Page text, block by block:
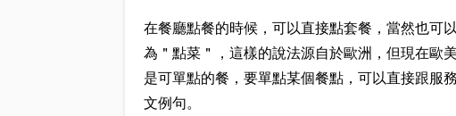
在餐廳點餐的時候，可以直接點套餐，當然也可
為＂點菜＂，這樣的說法源自於歐洲，但現在歐
是可單點的餐，要單點某個餐點，可以直接跟服
文例句。